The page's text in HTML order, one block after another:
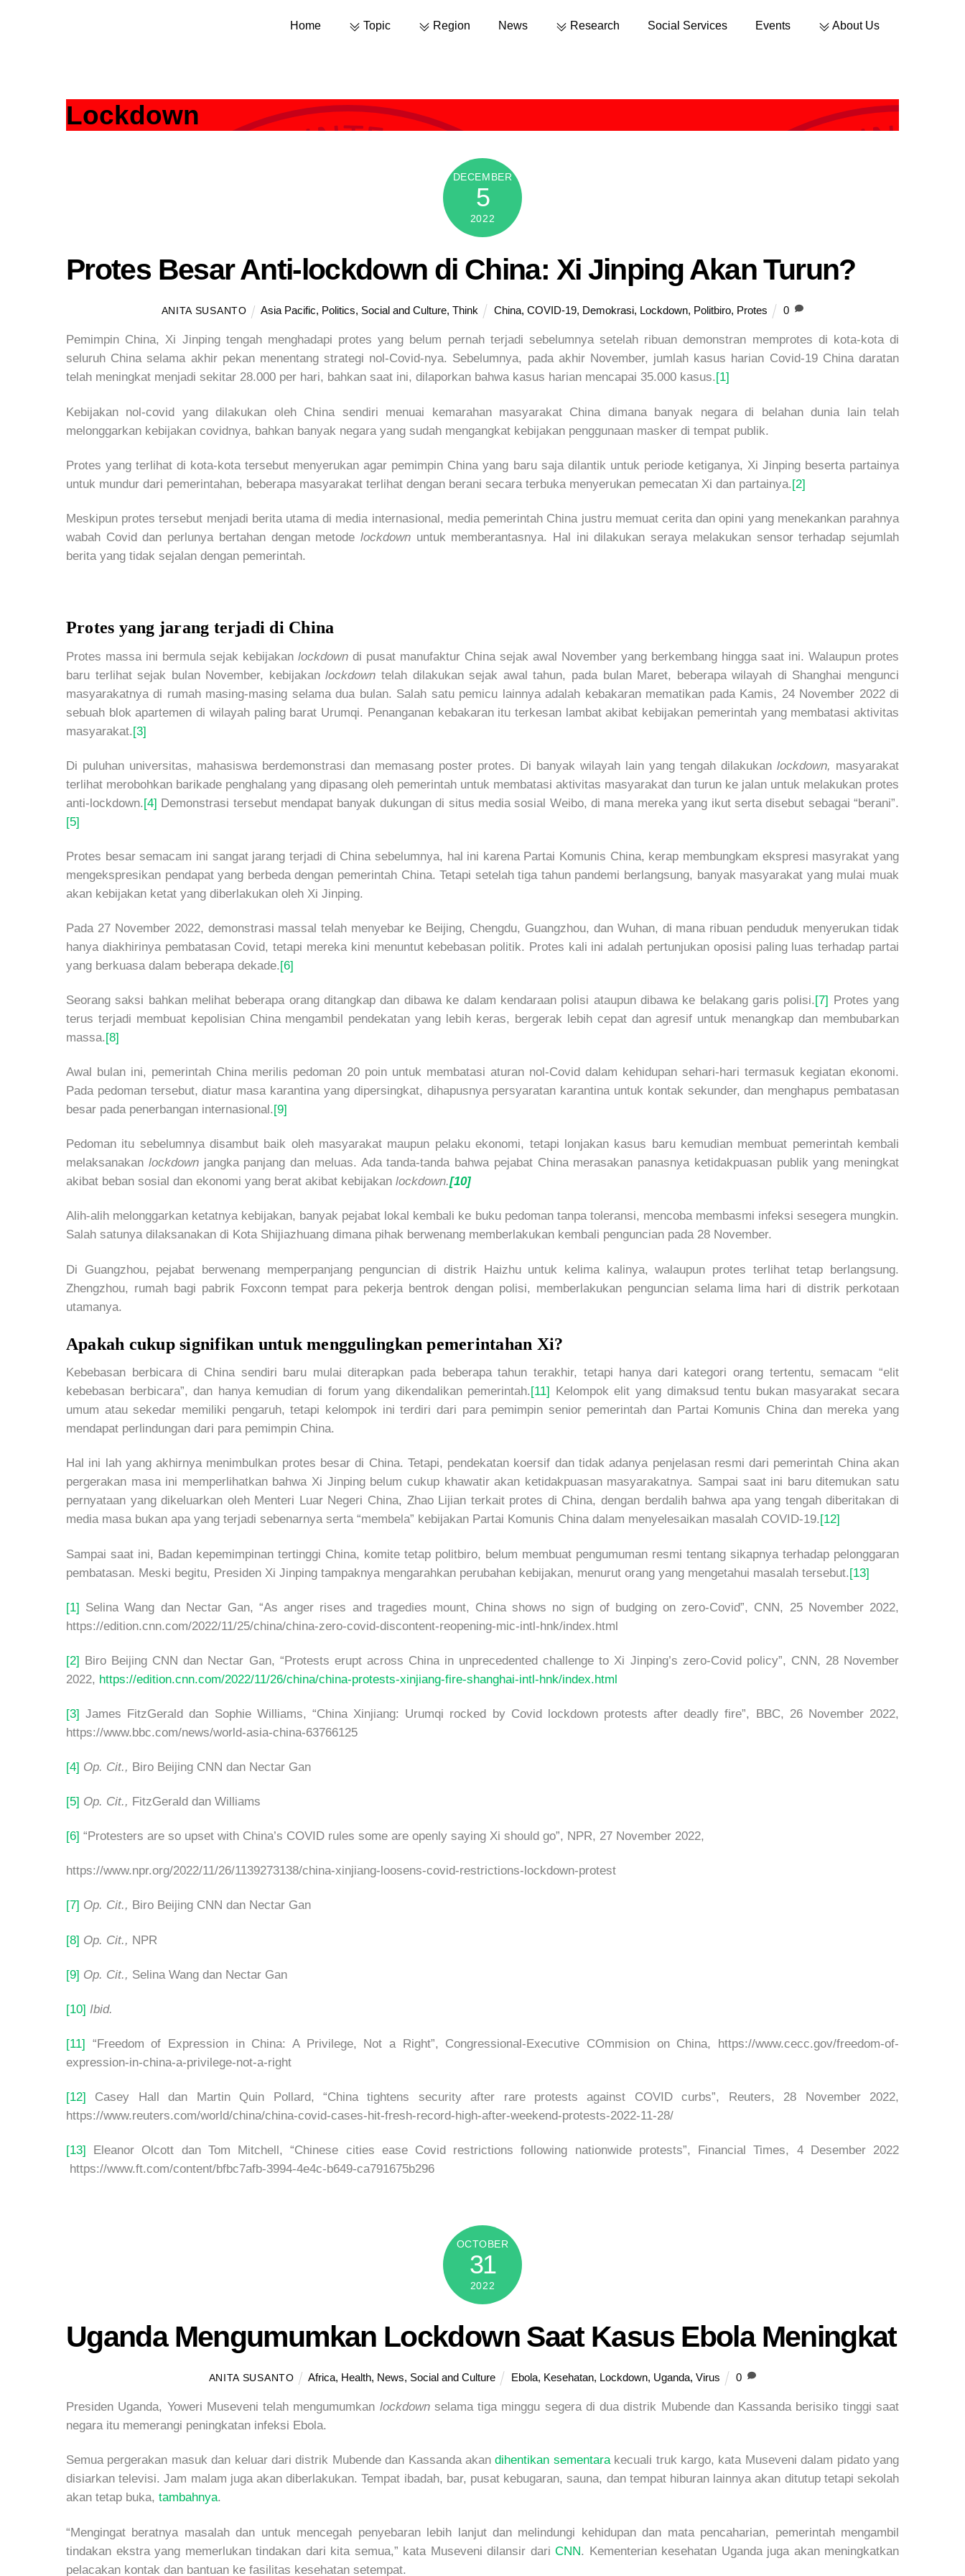
Home Topic Region News Research Social Services Events About Us
Lockdown
DECEMBER
5
2022
Protes Besar Anti-lockdown di China: Xi Jinping Akan Turun?
ANITA SUSANTO Asia Pacific, Politics, Social and Culture,Think China,COVID-19, Demokrasi, Lockdown, Politbiro, Protes 0
Pemimpin China, Xi Jinping tengah menghadapi protes yang belum pernah terjadi sebelumnya setelah ribuan demonstran memprotes di kota-kota di
seluruh China selama akhir pekan menentang strategi nol-Covid-nya. Sebelumnya, pada akhir November, jumlah kasus harian Covid-19 China daratan
telah meningkat menjadi sekitar 28.000 per hari, bahkan saat ini, dilaporkan bahwa kasus harian mencapai 35.000 kasus. [1]
Kebijakan nol-covid yang dilakukan oleh China sendiri menuai kemarahan masyarakat China dimana banyak negara di belahan dunia lain telah
melonggarkan kebijakan covidnya, bahkan banyak negara yang sudah mengangkat kebijakan penggunaan masker di tempat publik.
Protes yang terlihat di kota-kota tersebut menyerukan agar pemimpin China yang baru saja dilantik untuk periode ketiganya, Xi Jinping beserta partainya
untuk mundur dari pemerintahan, beberapa masyarakat terlihat dengan berani secara terbuka menyerukan pemecatan Xi dan partainya.[2]
Meskipun protes tersebut menjadi berita utama di media internasional, media pemerintah China justru memuat cerita dan opini yang menekankan parahnya
wabah Covid dan perlunya bertahan dengan metode lockdown untuk memberantasnya. Hal ini dilakukan seraya melakukan sensor terhadap sejumlah
berita yang tidak sejalan dengan pemerintah.
Protes yang jarang terjadi di China
Protes massa ini bermula sejak kebijakan lockdown di pusat manufaktur China sejak awal November yang berkembang hingga saat ini. Walaupun protes
baru terlihat sejak bulan November, kebijakanlockdowntelah dilakukan sejak awal tahun, pada bulan Maret, beberapa wilayah di Shanghai mengunci
masyarakatnya di rumah masing-masing selama dua bulan. Salah satu pemicu lainnya adalah kebakaran mematikan pada Kamis, 24 November 2022 di
sebuah blok apartemen di wilayah paling barat Urumqi. Penanganan kebakaran itu terkesan lambat akibat kebijakan pemerintah yang membatasi aktivitas
masyarakat.[3]
Di puluhan universitas, mahasiswa berdemonstrasi dan memasang poster protes. Di banyak wilayah lain yang tengah dilakukan lockdown, masyarakat
terlihat merobohkan barikade penghalang yang dipasang oleh pemerintah untuk membatasi aktivitas masyarakat dan turun ke jalan untuk melakukan protes
anti-lockdown.[4] Demonstrasi tersebut mendapat banyak dukungan di situs media sosial Weibo, di mana mereka yang ikut serta disebut sebagai “berani”.
[5]
Protes besar semacam ini sangat jarang terjadi di China sebelumnya, hal ini karena Partai Komunis China, kerap membungkam ekspresi masyrakat yang
mengekspresikan pendapat yang berbeda dengan pemerintah China. Tetapi setelah tiga tahun pandemi berlangsung, banyak masyarakat yang mulai muak
akan kebijakan ketat yang diberlakukan oleh Xi Jinping.
Pada 27 November 2022, demonstrasi massal telah menyebar ke Beijing, Chengdu, Guangzhou, dan Wuhan, di mana ribuan penduduk menyerukan tidak
hanya diakhirinya pembatasan Covid, tetapi mereka kini menuntut kebebasan politik. Protes kali ini adalah pertunjukan oposisi paling luas terhadap partai
yang berkuasa dalam beberapa dekade.[6]
Seorang saksi bahkan melihat beberapa orang ditangkap dan dibawa ke dalam kendaraan polisi ataupun dibawa ke belakang garis polisi.[7] Protes yang
terus terjadi membuat kepolisian China mengambil pendekatan yang lebih keras, bergerak lebih cepat dan agresif untuk menangkap dan membubarkan
massa.[8]
Awal bulan ini, pemerintah China merilis pedoman 20 poin untuk membatasi aturan nol-Covid dalam kehidupan sehari-hari termasuk kegiatan ekonomi.
Pada pedoman tersebut, diatur masa karantina yang dipersingkat, dihapusnya persyaratan karantina untuk kontak sekunder, dan menghapus pembatasan
besar pada penerbangan internasional. [9]
Pedoman itu sebelumnya disambut baik oleh masyarakat maupun pelaku ekonomi, tetapi lonjakan kasus baru kemudian membuat pemerintah kembali
melaksanakan lockdown jangka panjang dan meluas. Ada tanda-tanda bahwa pejabat China merasakan panasnya ketidakpuasan publik yang meningkat
akibat beban sosial dan ekonomi yang berat akibat kebijakan lockdown.[10]
Alih-alih melonggarkan ketatnya kebijakan, banyak pejabat lokal kembali ke buku pedoman tanpa toleransi, mencoba membasmi infeksi sesegera mungkin.
Salah satunya dilaksanakan di Kota Shijiazhuang dimana pihak berwenang memberlakukan kembali penguncian pada 28 November.
Di Guangzhou, pejabat berwenang memperpanjang penguncian di distrik Haizhu untuk kelima kalinya, walaupun protes terlihat tetap berlangsung.
Zhengzhou, rumah bagi pabrik Foxconn tempat para pekerja bentrok dengan polisi, memberlakukan penguncian selama lima hari di distrik perkotaan
utamanya.
Apakah cukup signifikan untuk menggulingkan pemerintahan Xi?
Kebebasan berbicara di China sendiri baru mulai diterapkan pada beberapa tahun terakhir, tetapi hanya dari kategori orang tertentu, semacam “elit
kebebasan berbicara”, dan hanya kemudian di forum yang dikendalikan pemerintah. [11]
Kelompok elit yang dimaksud tentu bukan masyarakat secara
umum atau sekedar memiliki pengaruh, tetapi kelompok ini terdiri dari para pemimpin senior pemerintah dan Partai Komunis China dan mereka yang
mendapat perlindungan dari para pemimpin China.
Hal ini lah yang akhirnya menimbulkan protes besar di China. Tetapi, pendekatan koersif dan tidak adanya penjelasan resmi dari pemerintah China akan
pergerakan masa ini memperlihatkan bahwa Xi Jinping belum cukup khawatir akan ketidakpuasan masyarakatnya. Sampai saat ini baru ditemukan satu
pernyataan yang dikeluarkan oleh Menteri Luar Negeri China, Zhao Lijian terkait protes di China, dengan berdalih bahwa apa yang tengah diberitakan di
media masa bukan apa yang terjadi sebenarnya serta “membela” kebijakan Partai Komunis China dalam menyelesaikan masalah COVID-19. [12]
Sampai saat ini, Badan kepemimpinan tertinggi China, komite tetap politbiro, belum membuat pengumuman resmi tentang sikapnya terhadap pelonggaran
pembatasan. Meski begitu, Presiden Xi Jinping tampaknya mengarahkan perubahan kebijakan, menurut orang yang mengetahui masalah tersebut.[13]
[1] Selina Wang dan Nectar Gan, “As anger rises and tragedies mount, China shows no sign of budging on zero-Covid”, CNN, 25 November 2022,
https://edition.cnn.com/2022/11/25/china/china-zero-covid-discontent-reopening-mic-intl-hnk/index.html
[2] Biro Beijing CNN dan Nectar Gan, “Protests erupt across China in unprecedented challenge to Xi Jinping’s zero-Covid policy”, CNN, 28 November
2022, https://edition.cnn.com/2022/11/26/china/china-protests-xinjiang-fire-shanghai-intl-hnk/index.html
[3] James FitzGerald dan Sophie Williams, “China Xinjiang: Urumqi rocked by Covid lockdown protests after deadly fire”, BBC, 26 November 2022,
https://www.bbc.com/news/world-asia-china-63766125
[4] Op. Cit., Biro Beijing CNN dan Nectar Gan
[5] Op. Cit., FitzGerald dan Williams
[6] “Protesters are so upset with China’s COVID rules some are openly saying Xi should go”, NPR, 27 November 2022,
https://www.npr.org/2022/11/26/1139273138/china-xinjiang-loosens-covid-restrictions-lockdown-protest
[7] Op. Cit., Biro Beijing CNN dan Nectar Gan
[8] Op. Cit., NPR
[9] Op. Cit., Selina Wang dan Nectar Gan
[10] Ibid.
[11] “Freedom of Expression in China: A Privilege, Not a Right”, Congressional-Executive COmmision on China, https://www.cecc.gov/freedom-of-
expression-in-china-a-privilege-not-a-right
[12] Casey Hall dan Martin Quin Pollard, “China tightens security after rare protests against COVID curbs”, Reuters, 28 November 2022,
https://www.reuters.com/world/china/china-covid-cases-hit-fresh-record-high-after-weekend-protests-2022-11-28/
[13] Eleanor Olcott dan Tom Mitchell, “Chinese cities ease Covid restrictions following nationwide protests”, Financial Times, 4 Desember 2022
https://www.ft.com/content/bfbc7afb-3994-4e4c-b649-ca791675b296
OCTOBER
31
2022
Uganda Mengumumkan Lockdown Saat Kasus Ebola Meningkat
ANITA SUSANTO Africa, Health, News, Social and Culture Ebola, Kesehatan, Lockdown, Uganda,Virus 0
Presiden Uganda, Yoweri Museveni telah mengumumkan lockdown selama tiga minggu segera di dua distrik Mubende dan Kassanda berisiko tinggi saat
negara itu memerangi peningkatan infeksi Ebola.
Semua pergerakan masuk dan keluar dari distrik Mubende dan Kassanda akandihentikan sementarakecuali truk kargo, kata Museveni dalam pidato yang
disiarkan televisi. Jam malam juga akan diberlakukan. Tempat ibadah, bar, pusat kebugaran, sauna, dan tempat hiburan lainnya akan ditutup tetapi sekolah
akan tetap buka, tambahnya.
“Mengingat beratnya masalah dan untuk mencegah penyebaran lebih lanjut dan melindungi kehidupan dan mata pencaharian, pemerintah mengambil
tindakan ekstra yang memerlukan tindakan dari kita semua,” kata Museveni dilansir dari CNN. Kementerian kesehatan Uganda juga akan meningkatkan
pelacakan kontak dan bantuan ke fasilitas kesehatan setempat.